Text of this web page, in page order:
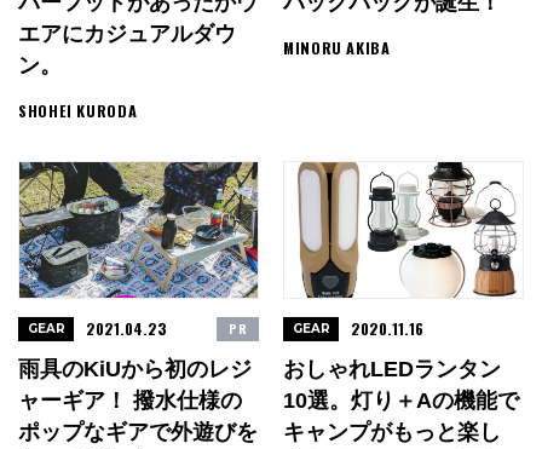
エアにカジュアルダウ
ン。
SHOHEI KURODA
MINORU AKIBA
雨具のKiUから初のレジ
ャーギア！ 撥水仕様の
ポップなギアで外遊びを
GEAR 2021.04.23 PR
おしゃれLEDランタン
10選。灯り＋αの機能で
キャンプがもっと楽し
GEAR 2020.11.16